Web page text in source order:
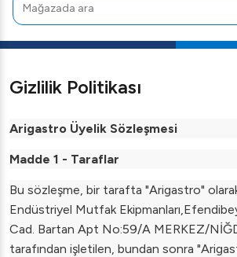
Gizlilik Politikası
Arigastro Üyelik Sözleşmesi
Madde 1 - Taraflar
Bu sözleşme, bir tarafta "Arigastro"
Endüstriyel Mutfak
Cad. Bartan Apt No:59/A MERKEZ/
tarafından işletilen, bundan sonra